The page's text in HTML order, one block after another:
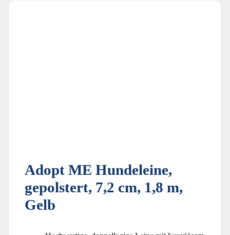
Adopt ME Hundeleine,
gepolstert, 7,2 cm, 1,8 m,
Gelb